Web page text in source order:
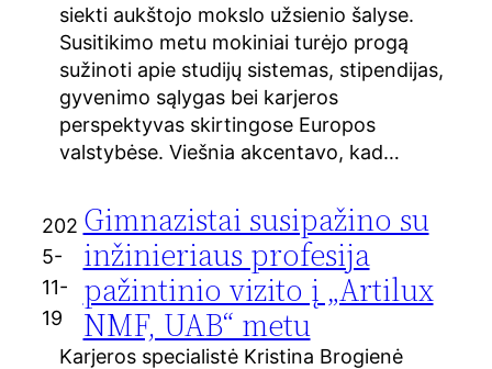
siekti aukštojo mokslo užsienio šalyse.
Susitikimo metu mokiniai turėjo progą
sužinoti apie studijų sistemas, stipendijas,
gyvenimo sąlygas bei karjeros
perspektyvas skirtingose Europos
valstybėse. Viešnia akcentavo, kad…
202
5-
11-
19
Gimnazistai susipažino su
inžinieriaus profesija
pažintinio vizito į „Artilux
NMF, UAB“ metu
Karjeros specialistė Kristina Brogienė